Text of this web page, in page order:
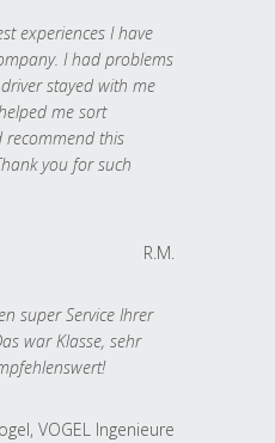
experiences I have
I had problems
stayed with me
me sort
recommend this
you for such
R.M.
super Service Ihrer
war Klasse, sehr
VOGEL Ingenieure